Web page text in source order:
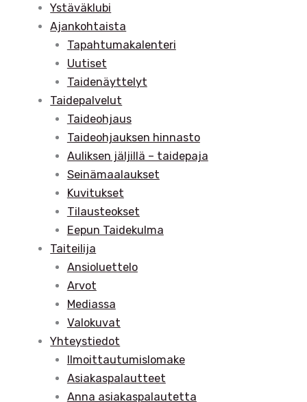
Ystäväklubi
Ajankohtaista
Tapahtumakalenteri
Uutiset
Taidenäyttelyt
Taidepalvelut
Taideohjaus
Taideohjauksen hinnasto
Auliksen jäljillä – taidepaja
Seinämaalaukset
Kuvitukset
Tilausteokset
Eepun Taidekulma
Taiteilija
Ansioluettelo
Arvot
Mediassa
Valokuvat
Yhteystiedot
Ilmoittautumislomake
Asiakaspalautteet
Anna asiakaspalautetta